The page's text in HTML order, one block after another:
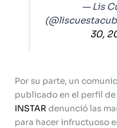
— Lis
30,
Por su parte, un
publicado en el perfil de
INSTAR denunció las
para hacer infructuoso